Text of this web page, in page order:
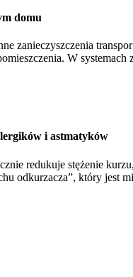
domu
zanieczyszczenia
W
i astmatyków
redukuje stężenie
odkurzacza”, który jest